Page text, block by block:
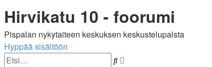
Hirvikatu 10 - foorumi
Pispalan nykytaiteen keskuksen keskustelupalsta
Hyppää sisältöön
Etsi